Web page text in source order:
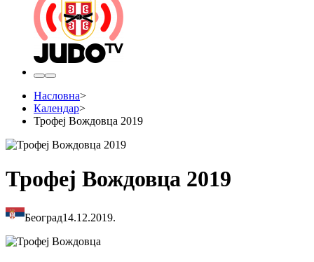
Насловна>
Календар>
Трофеј Вождовца 2019
Трофеј Вождовца 2019
Београд14.12.2019.